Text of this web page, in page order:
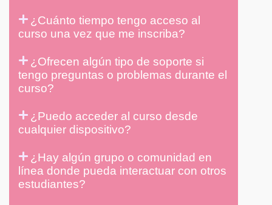
¿Cuánto tiempo tengo acceso al
curso una vez que me inscriba?
¿Ofrecen algún tipo de soporte si
tengo preguntas o problemas durante el
curso?
¿Puedo acceder al curso desde
cualquier dispositivo?
¿Hay algún grupo o comunidad en
línea donde pueda interactuar con otros
estudiantes?